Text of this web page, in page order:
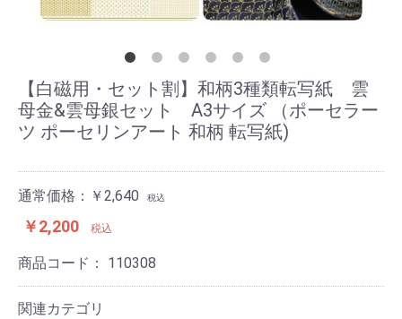
【白磁用・セット割】和柄3種類転写紙 雲
母金&雲母銀セット A3サイズ （ポーセラー
ツ ポーセリンアート 和柄 転写紙)
通常価格：￥2,640 税込
￥2,200 税込
商品コード： 110308
関連カテゴリ